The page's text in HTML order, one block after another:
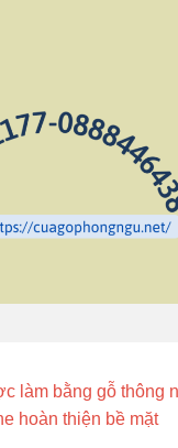
làm bằng gỗ thông
hoàn thiện bề mặt